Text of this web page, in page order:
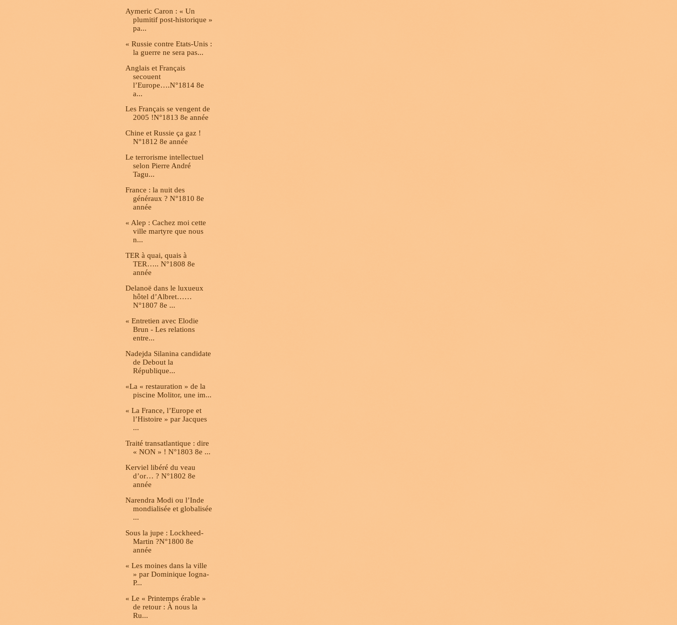
Aymeric Caron : « Un
plumitif post-historique »
pa...
« Russie contre Etats-Unis :
la guerre ne sera pas...
Anglais et Français
secouent
l’Europe….N°1814 8e
a...
Les Français se vengent de
2005 !N°1813 8e année
Chine et Russie ça gaz !
N°1812 8e année
Le terrorisme intellectuel
selon Pierre André
Tagu...
France : la nuit des
généraux ? N°1810 8e
année
« Alep : Cachez moi cette
ville martyre que nous
n...
TER à quai, quais à
TER….. N°1808 8e
année
Delanoë dans le luxueux
hôtel d’Albret……
N°1807 8e ...
« Entretien avec Elodie
Brun - Les relations
entre...
Nadejda Silanina candidate
de Debout la
République...
«La « restauration » de la
piscine Molitor, une im...
« La France, l’Europe et
l’Histoire » par Jacques
...
Traité transatlantique : dire
« NON » ! N°1803 8e ...
Kerviel libéré du veau
d’or… ? N°1802 8e
année
Narendra Modi ou l’Inde
mondialisée et globalisée
...
Sous la jupe : Lockheed-
Martin ?N°1800 8e
année
« Les moines dans la ville
» par Dominique Iogna-
P...
« Le « Printemps érable »
de retour : À nous la
Ru...